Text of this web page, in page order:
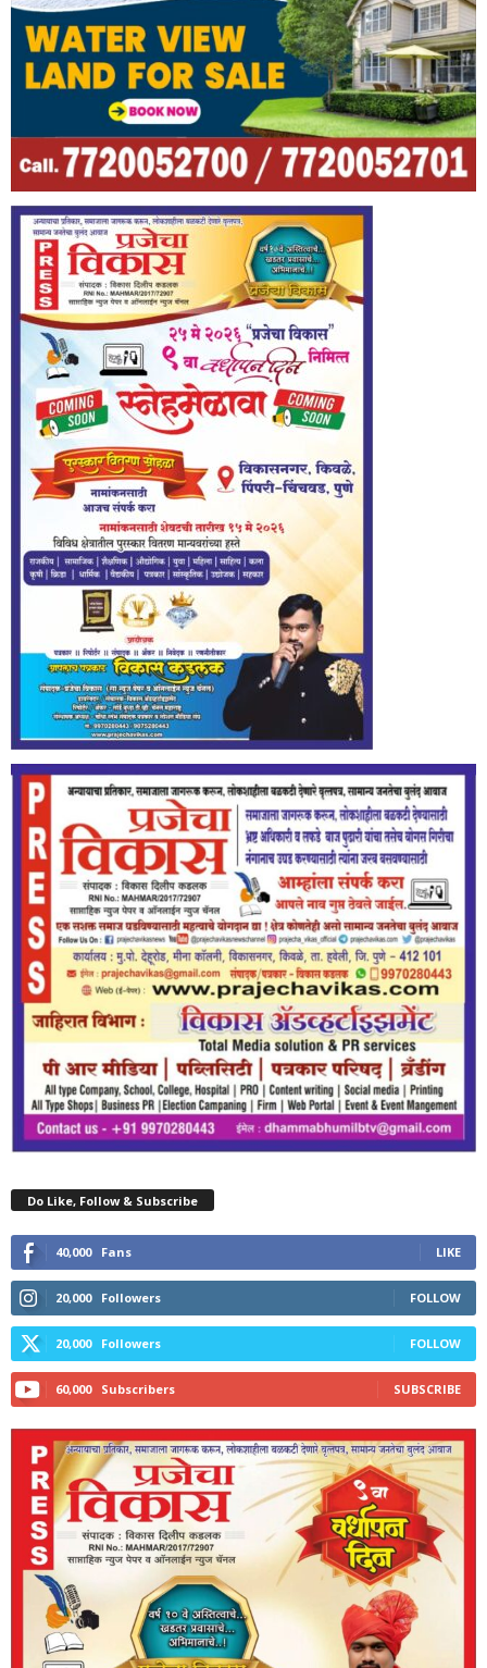
Do Like, Follow & Subscribe
40,000 Fans LIKE
20,000 Followers FOLLOW
20,000 Followers FOLLOW
60,000 Subscribers SUBSCRIBE